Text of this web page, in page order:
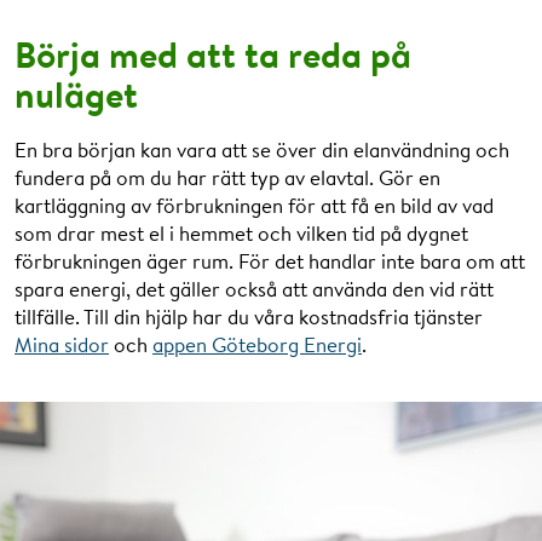
Börja med att ta reda på
nuläget
En bra början kan vara att se över din elanvändning och
fundera på om du har rätt typ av elavtal. Gör en
kartläggning av förbrukningen för att få en bild av vad
som drar mest el i hemmet och vilken tid på dygnet
förbrukningen äger rum. För det handlar inte bara om att
spara energi, det gäller också att använda den vid rätt
tillfälle. Till din hjälp har du våra kostnadsfria tjänster
Mina sidoroch appen Göteborg Energi.